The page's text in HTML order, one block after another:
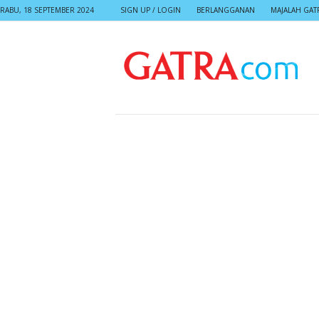
RABU, 18 SEPTEMBER 2024 SIGN UP / LOGIN BERLANGGANAN MAJALAH